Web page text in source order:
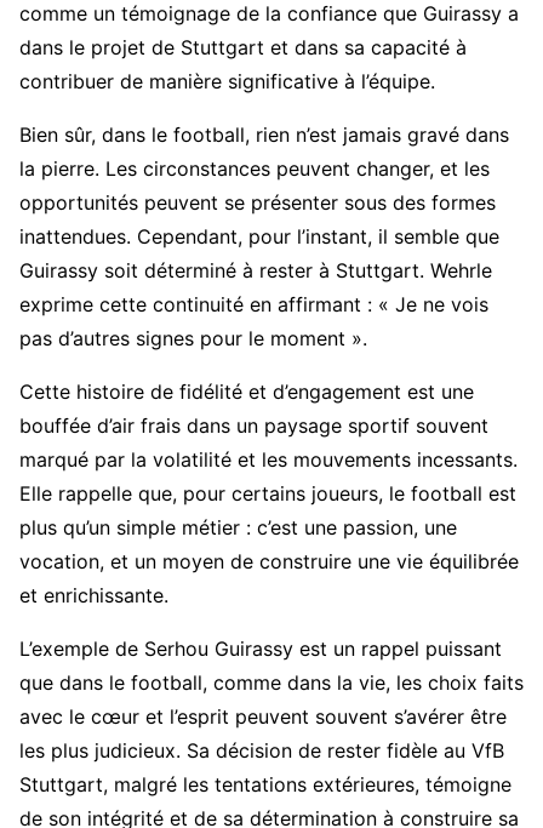
comme un témoignage de la confiance que Guirassy a
dans le projet de Stuttgart et dans sa capacité à
contribuer de manière significative à l’équipe.
Bien sûr, dans le football, rien n’est jamais gravé dans
la pierre. Les circonstances peuvent changer, et les
opportunités peuvent se présenter sous des formes
inattendues. Cependant, pour l’instant, il semble que
Guirassy soit déterminé à rester à Stuttgart. Wehrle
exprime cette continuité en affirmant : « Je ne vois
pas d’autres signes pour le moment ».
Cette histoire de fidélité et d’engagement est une
bouffée d’air frais dans un paysage sportif souvent
marqué par la volatilité et les mouvements incessants.
Elle rappelle que, pour certains joueurs, le football est
plus qu’un simple métier : c’est une passion, une
vocation, et un moyen de construire une vie équilibrée
et enrichissante.
L’exemple de Serhou Guirassy est un rappel puissant
que dans le football, comme dans la vie, les choix faits
avec le cœur et l’esprit peuvent souvent s’avérer être
les plus judicieux. Sa décision de rester fidèle au VfB
Stuttgart, malgré les tentations extérieures, témoigne
de son intégrité et de sa détermination à construire sa